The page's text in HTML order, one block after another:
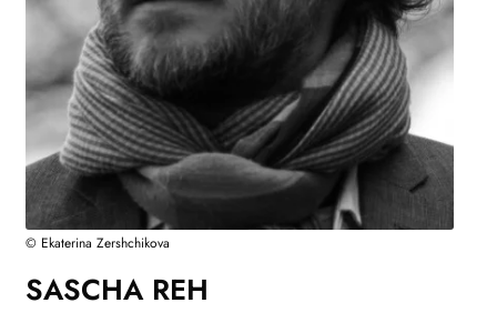
AKTUELLES
NEWSLETTER
WEITERE VERLAGE
Search:
© Ekaterina Zershchikova
SASCHA REH